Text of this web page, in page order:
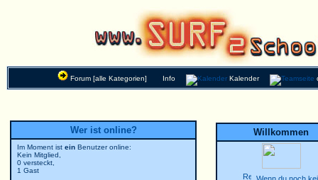
Forum [alle Kategorien] Info Kalender
Wer ist online?
Im Moment ist ein Benutzer online:
Kein Mitglied,
0 versteckt,
1 Gast
Willkommen